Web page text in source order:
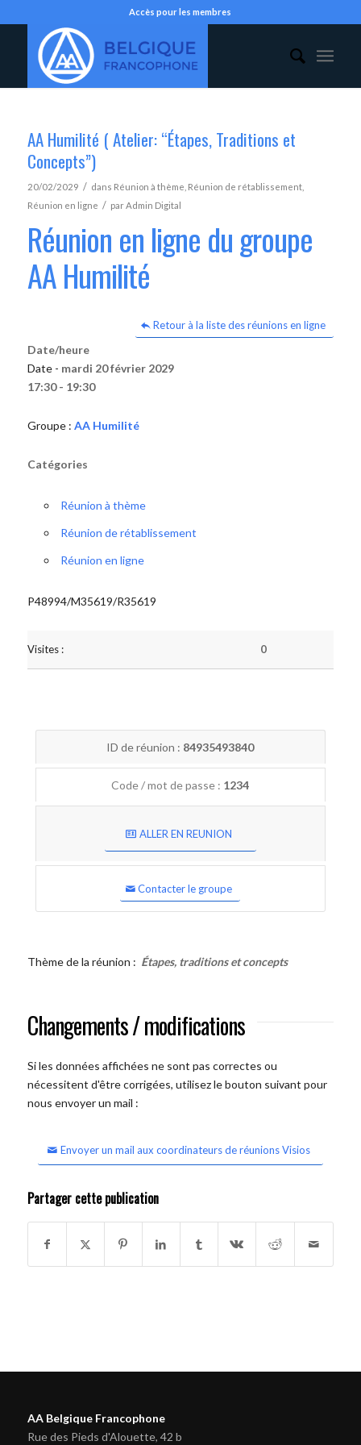
Accès pour les membres
AA Humilité ( Atelier: “Étapes, Traditions et
Concepts”)
20/02/2029 / dans Réunion à thème Réunion de rétablissement,
Réunion en ligne / parAdmin Digital
Réunion en ligne du groupe
AA Humilité
Retour à la liste des réunions en ligne
Date/heure
Date - mardi 20 février 2029
17:30 - 19:30
Groupe : AA Humilité
Catégories
Réunion à thème
Réunion de rétablissement
Réunion en ligne
P48994/M35619/R35619
Visites : 0
ID de réunion : 84935493840
Code / mot de passe : 1234
ALLER EN REUNION
Contacter le groupe
Thème de la réunion : Étapes, traditions et concepts
Changements / modifications
Si les données affichées ne sont pas correctes ou
nécessitent d'être corrigées, utilisez le bouton suivant pour
nous envoyer un mail :
Envoyer un mail aux coordinateurs de réunions Visios
Partager cette publication
AA Belgique Francophone
Rue des Pieds d'Alouette, 42 b